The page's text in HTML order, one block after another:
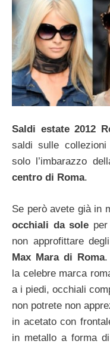
Saldi estate 2012
saldi sulle
solo l’imbarazzo
centro di Roma.
Se però avete già in
occhiali da sole
non approfittare
Max Mara di Roma.
la celebre marca
a i piedi, occhiali
non potrete non
in acetato con
in metallo a forma